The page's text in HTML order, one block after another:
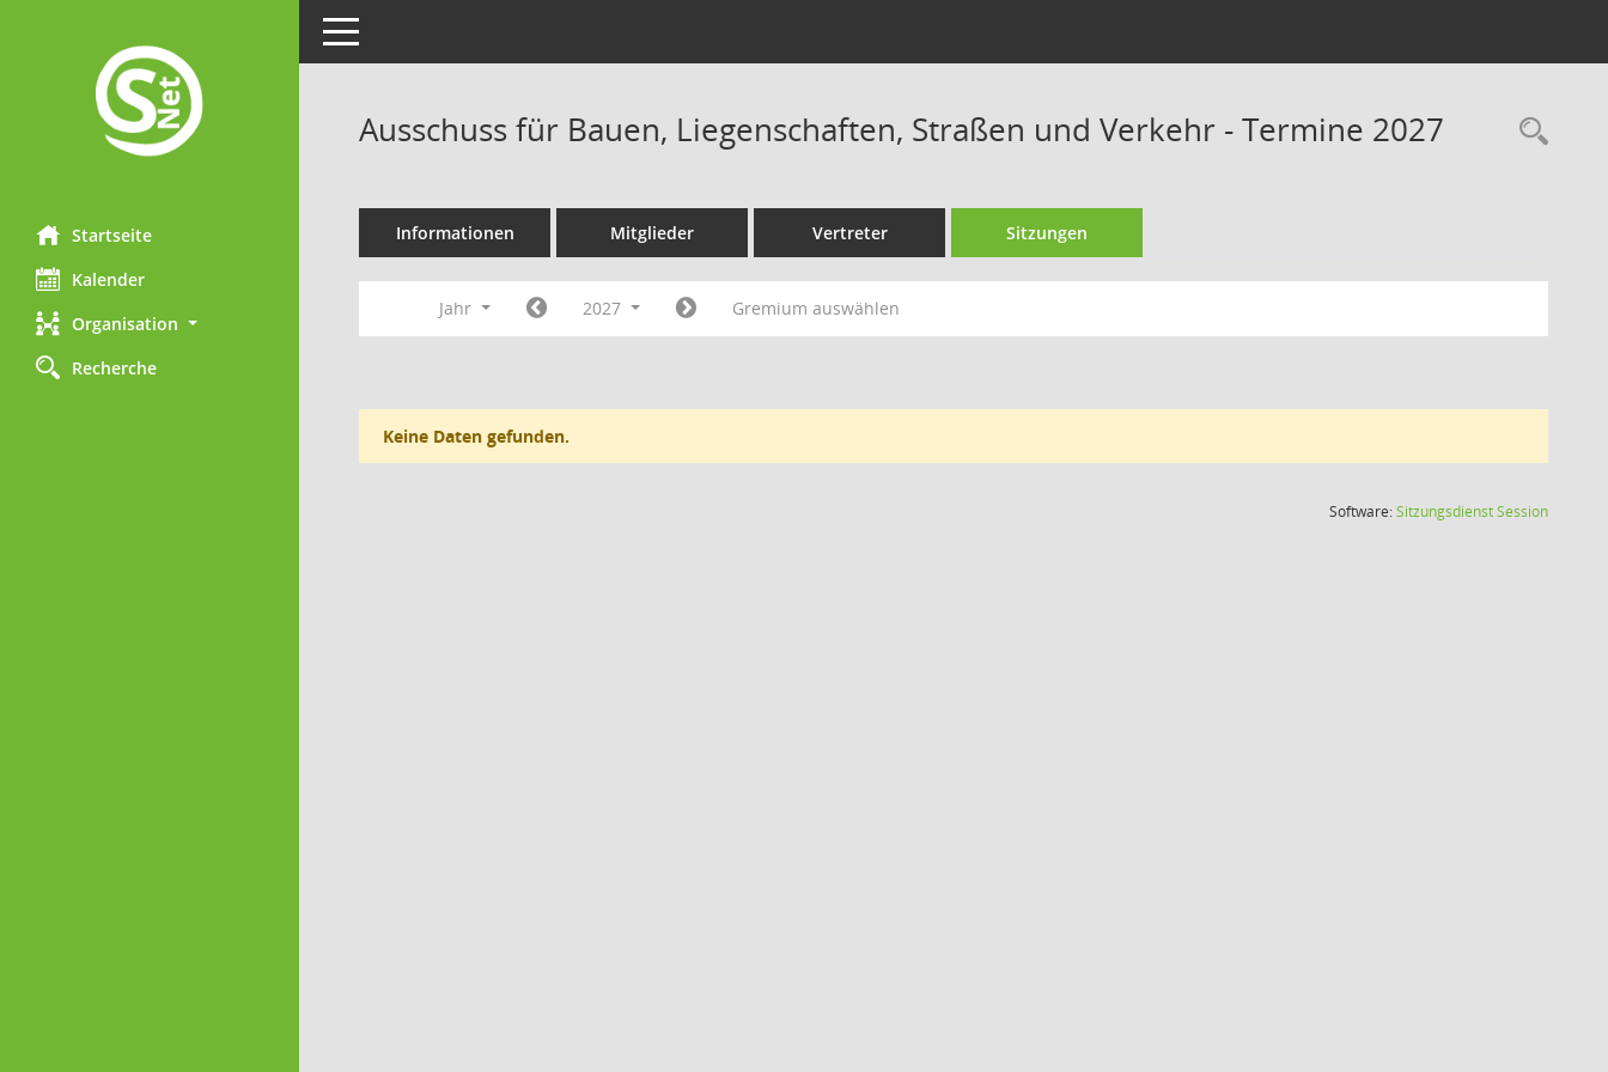
Startseite
Kalender
Organisation
Recherche
Toggle navigation
Ausschuss für Bauen, Liegenschaften, Straßen und Verkehr - Termine 2027
Informationen Mitglieder Vertreter Sitzungen
Jahr 2027 Gremium auswählen
Keine Daten gefunden.
Software:SitzungsdienstSession(Wird in